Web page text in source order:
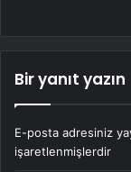
Bir yanıt yazın
E-posta adresiniz
işaretlenmişlerdir